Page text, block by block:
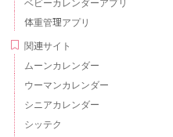
ベビーカレンダーアプリ
体重管理アプリ
関連サイト
ムーンカレンダー
ウーマンカレンダー
シニアカレンダー
シッテク